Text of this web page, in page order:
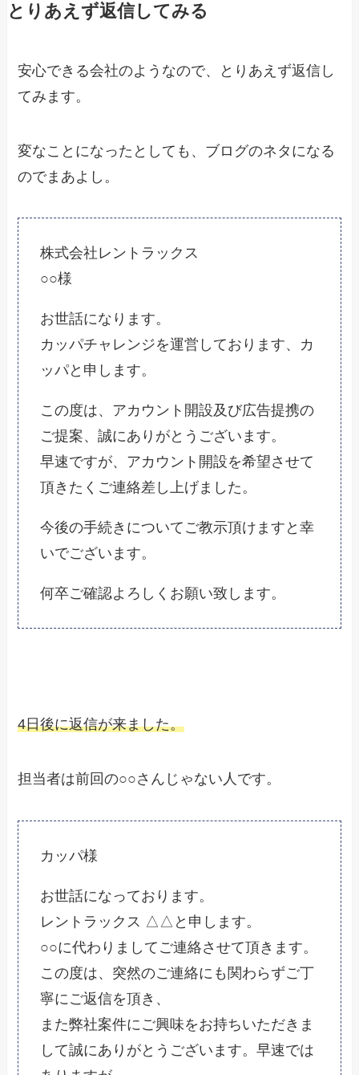
とりあえず返信してみる
安心できる会社のようなので、とりあえず返信し
てみます。
変なことになったとしても、ブログのネタになる
のでまあよし。
株式会社レントラックス
○○様
お世話になります。
カッパチャレンジを運営しております、カ
ッパと申します。
この度は、アカウント開設及び広告提携の
ご提案、誠にありがとうございます。
早速ですが、 アカウント開設を希望させて
頂きたくご連絡差し上げました。
今後の手続きについてご教示頂けますと幸
いでございます。
何卒ご確認よろしくお願い致します。
4日後に返信が来ました。
担当者は前回の○○さんじゃない人です。
カッパ様
お世話になっております。
レントラックス △△と申します。
○○に代わりましてご連絡させて頂きます。
この度は、突然のご連絡にも関わらずご丁
寧にご返信を頂き、
また弊社案件にご興味をお持ちいただきま
して誠にありがとうございます。早速では